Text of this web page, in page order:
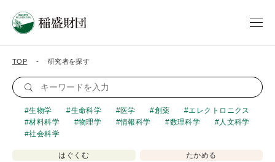
TOP 研究者を探す
生物学 生命科学 医学 創薬
エレクトロニクス
材料科学
物理学 情報科学 数理科学
人文科学
社会科学
はぐくむ たかめる